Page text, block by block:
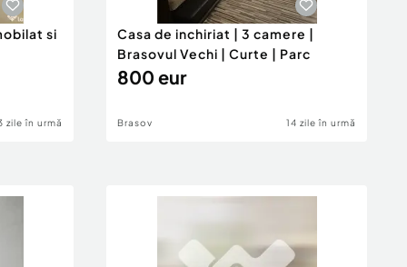
si
zile în urmă
Casa de inchiriat | 3 camere |
Brasovul Vechi | Curte | Parc
800 eur
Brasov 14 zile în urmă